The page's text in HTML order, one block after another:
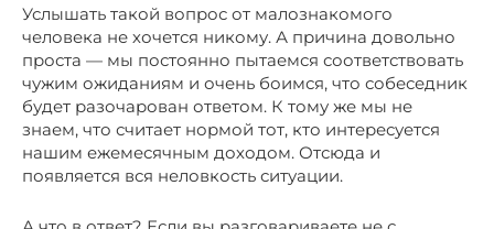
Услышать такой вопрос от малознакомого
человека не хочется никому. А причина довольно
проста — мы постоянно пытаемся соответствовать
чужим ожиданиям и очень боимся, что собеседник
будет разочарован ответом. К тому же мы не
знаем, что считает нормой тот, кто интересуется
нашим ежемесячным доходом. Отсюда и
появляется вся неловкость ситуации.